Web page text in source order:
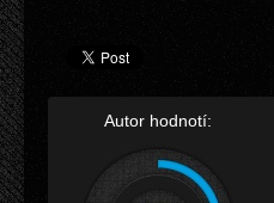
Autor hodnotí: